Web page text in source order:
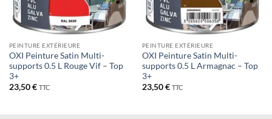
PEINTURE EXTÉRIEURE
OXI Peinture Satin Multi-
supports 0.5 L Rouge Vif – Top
3+
23,50€ TTC
PEINTURE EXTÉRIEURE
OXI Peinture Satin Multi-
supports 0.5 L Armagnac – Top
3+
23,50€ TTC